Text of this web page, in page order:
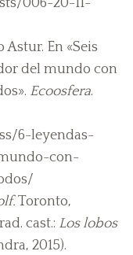
006-20-11-
Astur. En «Seis
del mundo con
Ecoosfera.
6-leyendas-
con-
Toronto,
cast.: Los lobos
2015).